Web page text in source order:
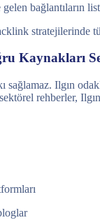
gelen bağlantıların
stratejilerinde
Kaynakları
sağlamaz. Ilgın
rehberler,